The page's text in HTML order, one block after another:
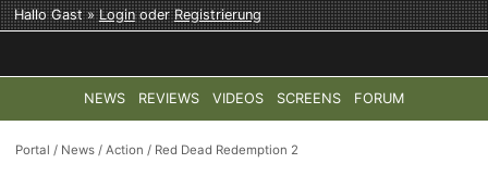
Hallo Gast »LoginoderRegistrierung
NEWS REVIEWS VIDEOS SCREENS FORUM
TOP-THEMEN: COD: MODERN WARFARE 4 HALO:
Portal / News /Action / Red Dead Redemption 2